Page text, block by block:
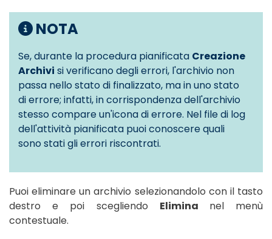
NOTA
Se, durante la procedura pianificata Creazione
Archivi si verificano degli errori, l'archivio non
passa nello stato di finalizzato, ma in uno stato
di errore; infatti, in corrispondenza dell'archivio
stesso compare un'icona di errore. Nel file di log
dell'attività pianificata puoi conoscere quali
sono stati gli errori riscontrati.
Puoi eliminare un archivio selezionandolo con il tasto
destro e poi scegliendo Elimina nel menù
contestuale.